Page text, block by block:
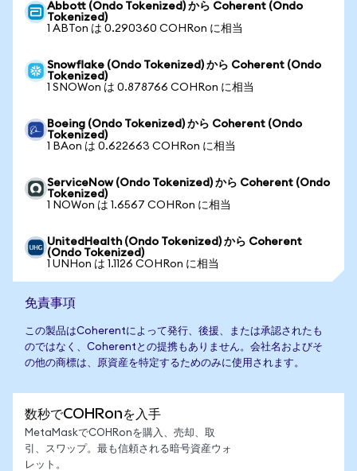
Abbott (Ondo Tokenized) から Coherent (Ondo
Tokenized)
1 ABTon は 0.290360 COHRon に相当
Snowflake (Ondo Tokenized) から Coherent (Ondo
Tokenized)
1 SNOWon は 0.878766 COHRon に相当
Boeing (Ondo Tokenized) から Coherent (Ondo
Tokenized)
1 BAon は 0.622663 COHRon に相当
ServiceNow (Ondo Tokenized) から Coherent (Ondo
Tokenized)
1 NOWon は 1.6567 COHRon に相当
UnitedHealth (Ondo Tokenized) から Coherent
(Ondo Tokenized)
1 UNHon は 1.1126 COHRon に相当
免責事項
この製品はCoherentによって発行、後援、または承認されたも
のではなく、Coherentとの提携もありません。会社名およびそ
の他の商標は、原資産を特定するためのみに使用されます。
数秒でCOHRonを入手
MetaMaskでCOHRonを購入、売却、取
引、スワップ。最も信頼される暗号資産ウォ
レット。